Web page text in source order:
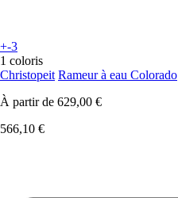
+-3
1 coloris
Christopeit Rameur à eau Colorado
À partir de 629,00 €
566,10 €